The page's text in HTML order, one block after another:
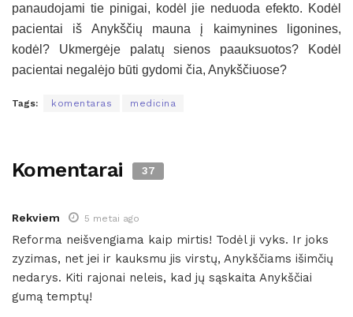
panaudojami tie pinigai, kodėl jie neduoda efekto. Kodėl
pacientai iš Anykščių mauna į kaimynines ligonines,
kodėl? Ukmergėje palatų sienos paauksuotos? Kodėl
pacientai negalėjo būti gydomi čia, Anykščiuose?
Tags: komentaras medicina
Komentarai 37
Rekviem 5 metai ago
Reforma neišvengiama kaip mirtis! Todėl ji vyks. Ir joks
zyzimas, net jei ir kauksmu jis virstų, Anykščiams išimčių
nedarys. Kiti rajonai neleis, kad jų sąskaita Anykščiai
gumą temptų!